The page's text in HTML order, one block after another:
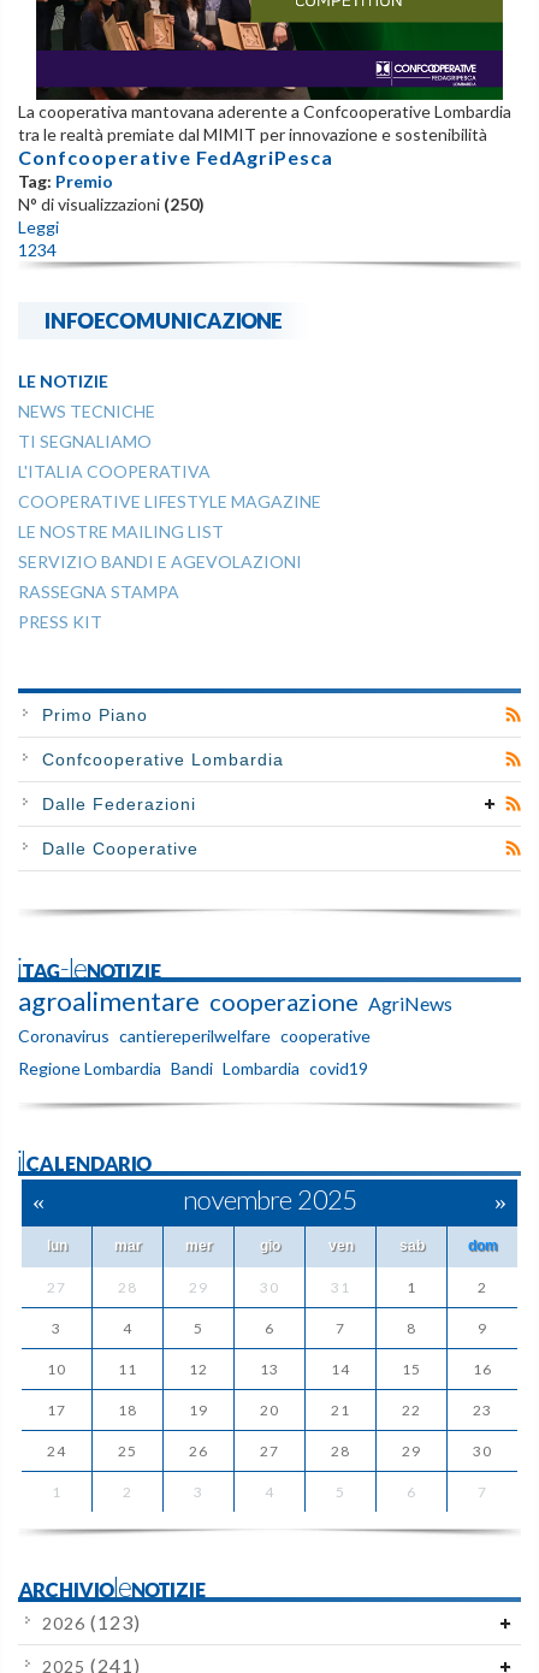
La cooperativa mantovana aderente a Confcooperative Lombardia
tra le realtà premiate dal MIMIT per innovazione e sostenibilità
Confcooperative FedAgriPesca
Tag: Premio
N° di visualizzazioni (250)
Leggi
1 234
INFOECOMUNICAZIONE
LE NOTIZIE
NEWS TECNICHE
TI SEGNALIAMO
L'ITALIA COOPERATIVA
COOPERATIVE LIFESTYLE MAGAZINE
LE NOSTRE MAILING LIST
SERVIZIO BANDI E AGEVOLAZIONI
RASSEGNA STAMPA
PRESS KIT
Primo Piano
Confcooperative Lombardia
Dalle Federazioni
Dalle Cooperative
iTAG-leNOTIZIE
agroalimentare cooperazione AgriNews
Coronavirus cantiereperilwelfare cooperative
Regione Lombardia Bandi Lombardia covid19
ilCALENDARIO
« novembre 2025 »
lun mar mer gio ven sab dom
27 28 29 30 31 1 2
3 4 5 6 7 8 9
10 11 12 13 14 15 16
17 18 19 20 21 22 23
24 25 26 27 28 29 30
1 2 3 4 5 6 7
ARCHIVIOleNOTIZIE
2026 (123)
2025 (241)